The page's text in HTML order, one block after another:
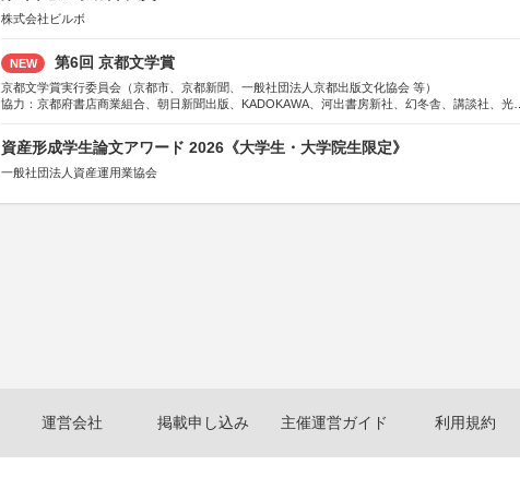
株式会社ビルボ
NEW 第6回 京都文学賞
京都文学賞実行委員会（京都市、京都新聞、一般社団法人京都出版文化協会 等）
協力：京都府書店商業組合、朝日新聞出版、KADOKAWA、河出書房新社、幻冬舎、講談社、光文
研究所、双葉社、文藝春秋、ポプラ社、毎日新聞出版
資産形成学生論文アワード 2026《大学生・大学院生限定》
一般社団法人資産運用業協会
運営会社 掲載申し込み 主催運営ガイド 利用規約